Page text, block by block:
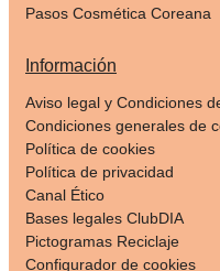
Pasos Cosmética Coreana
Información
Aviso legal y Condiciones
Condiciones generales de
Política de cookies
Política de privacidad
Canal Ético
Bases legales ClubDIA
Pictogramas Reciclaje
Configurador de cookies